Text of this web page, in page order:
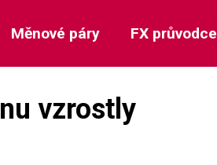
Měnové páry FX průvodce
vzrostly